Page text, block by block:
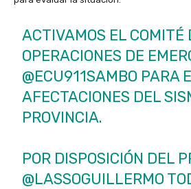
ACTIVAMOS EL COMITÉ
OPERACIONES DE
@ECU911SAMBO PARA
AFECTACIONES DEL
PROVINCIA.
POR DISPOSICIÓN DEL
@LASSOGUILLERMO